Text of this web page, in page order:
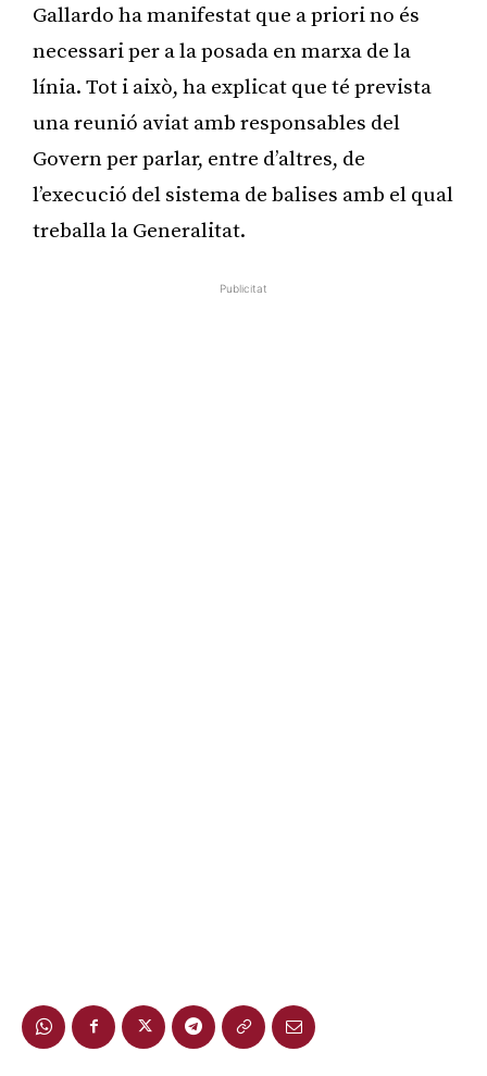
Gallardo ha manifestat que a priori no és
necessari per a la posada en marxa de la
línia. Tot i això, ha explicat que té prevista
una reunió aviat amb responsables del
Govern per parlar, entre d’altres, de
l’execució del sistema de balises amb el qual
treballa la Generalitat.
Publicitat